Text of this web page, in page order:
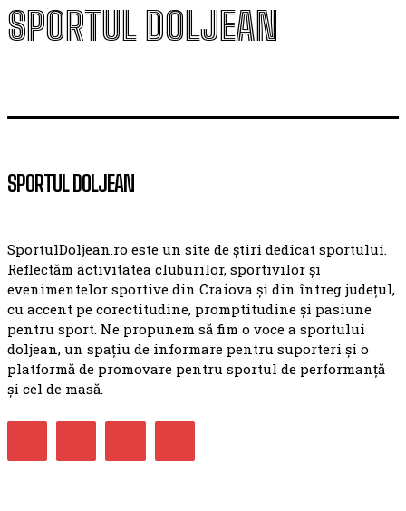
SPORTUL DOLJEAN
SPORTUL DOLJEAN
SportulDoljean.ro este un site de știri dedicat sportului.
Reflectăm activitatea cluburilor, sportivilor și
evenimentelor sportive din Craiova și din întreg județul,
cu accent pe corectitudine, promptitudine și pasiune
pentru sport. Ne propunem să fim o voce a sportului
doljean, un spațiu de informare pentru suporteri și o
platformă de promovare pentru sportul de performanță
și cel de masă.